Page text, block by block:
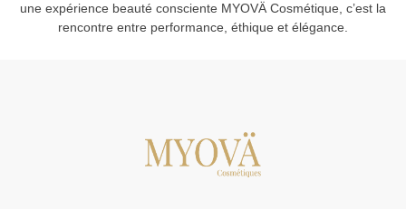
une expérience beauté consciente MYOVÄ Cosmétique, c’est la
rencontre entre performance, éthique et élégance.